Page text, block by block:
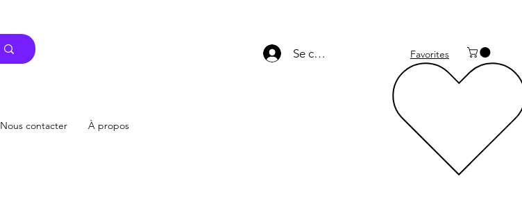
Se connecter Favorites
Nous contacter À propos